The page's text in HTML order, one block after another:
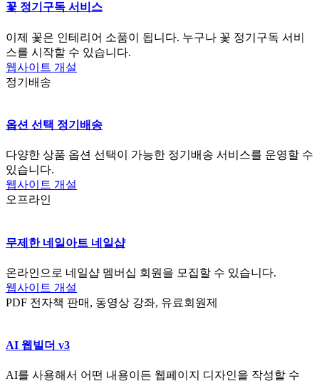
꽃 정기구독 서비스
이제 꽃은 인테리어 소품이 됩니다. 누구나 꽃 정기구독 서비
스를 시작할 수 있습니다.
웹사이트 개설
정기배송
옵션 선택 정기배송
다양한 상품 옵션 선택이 가능한 정기배송 서비스를 운영할 수
있습니다.
웹사이트 개설
오프라인
무제한 네일아트 네일샵
온라인으로 네일샵 멤버십 회원을 모집할 수 있습니다.
웹사이트 개설
PDF 전자책 판매, 동영상 강좌, 유료회원제
AI 웹빌더 v3
AI를 사용해서 어떤 내용이든 웹페이지 디자인을 작성할 수